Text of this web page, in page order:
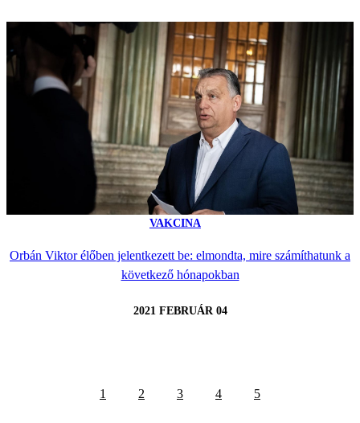
VAKCINA
Orbán Viktor élőben jelentkezett be: elmondta, mire számíthatunk a
következő hónapokban
2021 FEBRUÁR 04
1 2 3 4 5